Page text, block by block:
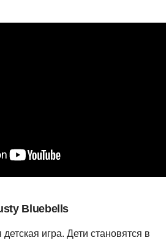
Bluebells
игра. Дети становятся в